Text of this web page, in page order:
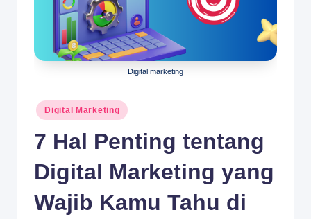
m
Digital marketing
Posted
in
Digital Marketing
7 Hal Penting tentang
Digital Marketing yang
Wajib Kamu Tahu di